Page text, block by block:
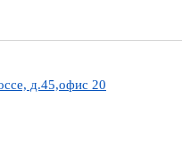
д.45,офис 20